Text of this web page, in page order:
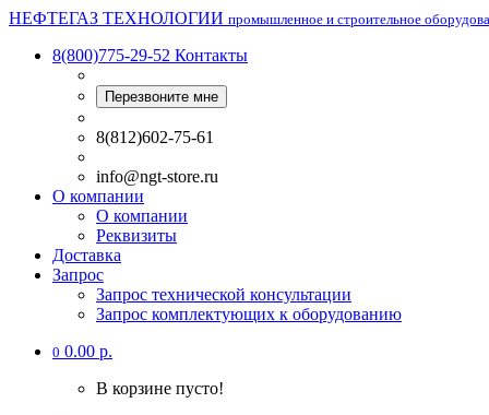
НЕФТЕГАЗ ТЕХНОЛОГИИ промышленное и строительное
8(800)775-29-52 Контакты
Перезвоните мне
8(812)602-75-61
info@ngt-store.ru
О компании
О компании
Реквизиты
Доставка
Запрос
Запрос технической консультации
Запрос комплектующих к оборудованию
0 0.00 р.
В корзине пусто!